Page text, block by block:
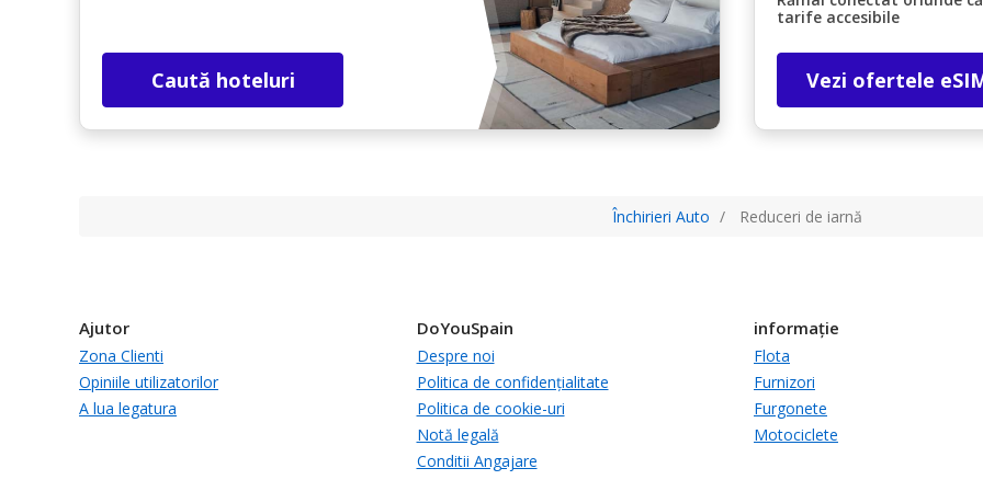
Caută hoteluri
tarife accesibile
Vezi ofertele
Închirieri Auto Reduceri de iarnă
Ajutor
Zona Clienti
Opiniile utilizatorilor
A lua legatura
DoYouSpain
Despre noi
Politica de confidențialitate
Politica de cookie-uri
Notă legală
Conditii Angajare
informație
Flota
Furnizori
Furgonete
Motociclete